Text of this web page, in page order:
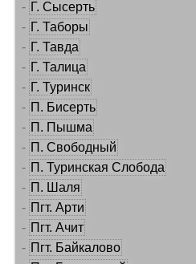
- Г. Сысерть
- Г. Таборы
- Г. Тавда
- Г. Талица
- Г. Туринск
- П. Бисерть
- П. Пышма
- П. Свободный
- П. Туринская Слобода
- П. Шаля
- Пгт. Арти
- Пгт. Ачит
- Пгт. Байкалово